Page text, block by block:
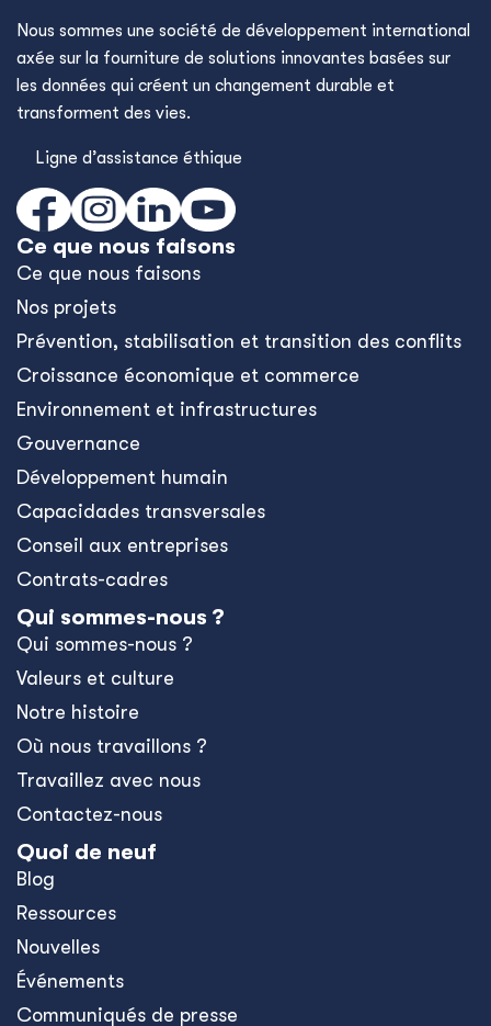
Nous sommes une société de développement international
axée sur la fourniture de solutions innovantes basées sur
les données qui créent un changement durable et
transforment des vies.
Ligne d’assistance éthique
Ce que nous faisons
Ce que nous faisons
Nos projets
Prévention, stabilisation et transition des conflits
Croissance économique et commerce
Environnement et infrastructures
Gouvernance
Développement humain
Capacidades transversales
Conseil aux entreprises
Contrats-cadres
Qui sommes-nous ?
Qui sommes-nous ?
Valeurs et culture
Notre histoire
Où nous travaillons ?
Travaillez avec nous
Contactez-nous
Quoi de neuf
Blog
Ressources
Nouvelles
Événements
Communiqués de presse